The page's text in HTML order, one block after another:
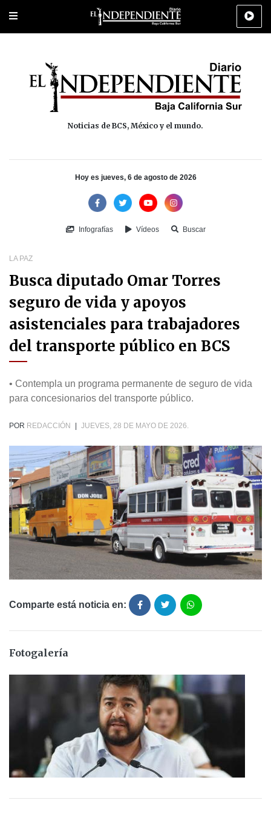
Portada Los Cabos Policiaca Deportes Cultura
Noticias de BCS, México y el mundo.
Hoy es jueves, 6 de agosto de 2026
Infografías Vídeos Buscar
LA PAZ
Busca diputado Omar Torres
seguro de vida y apoyos
asistenciales para trabajadores
del transporte público en BCS
• Contempla un programa permanente de seguro de vida
para concesionarios del transporte público.
POR REDACCIÓN JUEVES, 28 DE MAYO DE 2026.
Comparte está noticia en:
Fotogalería